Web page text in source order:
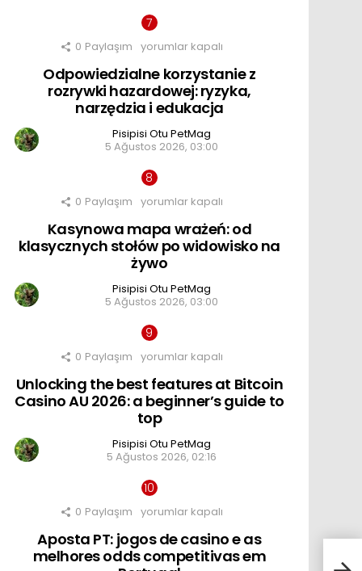
in
2026
için
0 Paylaşım
Odpowiedzialne
z
rozrywki
hazardowej:
ryzyka,
i
edukacja
yorumlar kapalı
Odpowiedzialne korzystanie z
rozrywki hazardowej: ryzyka,
narzędzia i edukacja
Pisipisi Otu PetMag
5 Ağustos 2026, 03:00
0 Paylaşım
Kasynowa
wrażeń:
od
klasycznych
stołów
widowisko
na
için
yorumlar kapalı
Kasynowa mapa wrażeń: od
klasycznych stołów po widowisko na
żywo
Pisipisi Otu PetMag
5 Ağustos 2026, 03:00
0 Paylaşım
Unlocking
best
features
at
Bitcoin
AU
2026:
beginner’s
guide
to
için
yorumlar kapalı
Unlocking the best features at Bitcoin
Casino AU 2026: a beginner’s guide to
top
Pisipisi Otu PetMag
5 Ağustos 2026, 02:16
0 Paylaşım
Aposta
jogos
de
casino
yorumlar kapalı
Aposta PT: jogos de casino e as
melhores odds competitivas em